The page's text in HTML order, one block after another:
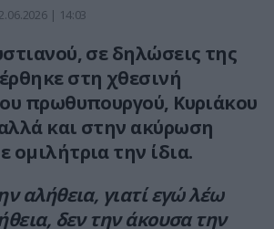
| 14:03
σε δηλώσεις της
στη χθεσινή
πρωθυπουργού, Κυριάκου
και στην ακύρωση
ομιλήτρια την ίδια.
αλήθεια, γιατί εγώ λέω
δεν την άκουσα την